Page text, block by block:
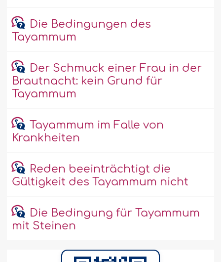
Die Bedingungen des
Tayammum
Der Schmuck einer Frau in der
Brautnacht: kein Grund für
Tayammum
Tayammum im Falle von
Krankheiten
Reden beeinträchtigt die
Gültigkeit des Tayammum nicht
Die Bedingung für Tayammum
mit Steinen